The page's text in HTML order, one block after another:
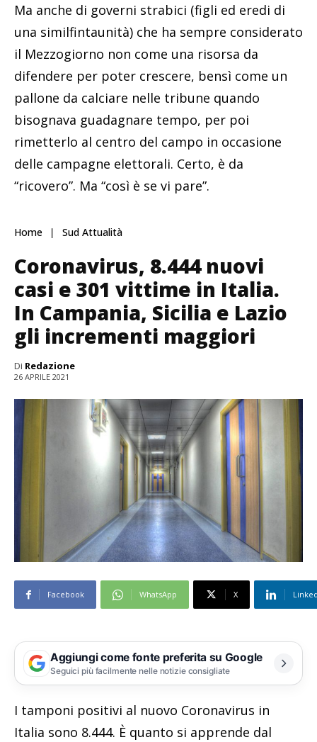
Ma anche di governi strabici (figli ed eredi di
una similfintaunità) che ha sempre considerato
il Mezzogiorno non come una risorsa da
difendere per poter crescere, bensì come un
pallone da calciare nelle tribune quando
bisognava guadagnare tempo, per poi
rimetterlo al centro del campo in occasione
delle campagne elettorali. Certo, è da
“ricovero”. Ma “così è se vi pare”.
Home Sud Attualità
Coronavirus, 8.444 nuovi
casi e 301 vittime in Italia.
In Campania, Sicilia e Lazio
gli incrementi maggiori
Di Redazione
26 APRILE 2021
Facebook WhatsApp X
Aggiungi come fonte preferita su Google
Seguici più facilmente nelle notizie consigliate
I tamponi positivi al nuovo Coronavirus in
Italia sono 8.444. È quanto si apprende dal